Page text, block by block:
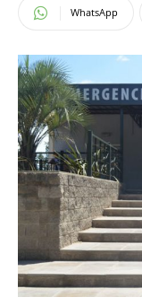
WhatsApp